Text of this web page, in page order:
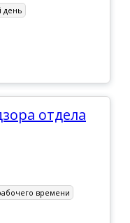
день
времени